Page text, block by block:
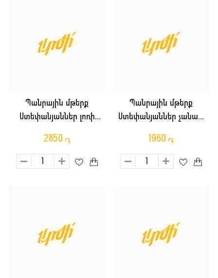
Պանրային մթերք
Ստեփանյաններ լոռի
2850 ֏
Պանրային մթերք
Ստեփանյաններ չանախ
1960 ֏